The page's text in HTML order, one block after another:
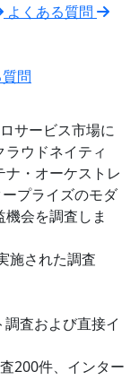
よくある質問
問
サービス市場に
ウドネイティ
・オーケストレ
プライズのモダ
会を調査しま
施された調査
査および直接イ
200件、インター